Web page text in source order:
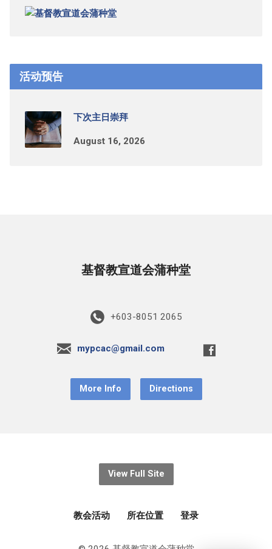
活动预告
下次主日崇拜
August 16, 2026
基督教宣道会蒲种堂
+603-8051 2065
mypcac@gmail.com
More Info Directions
View Full Site
教会活动 所在位置 登录